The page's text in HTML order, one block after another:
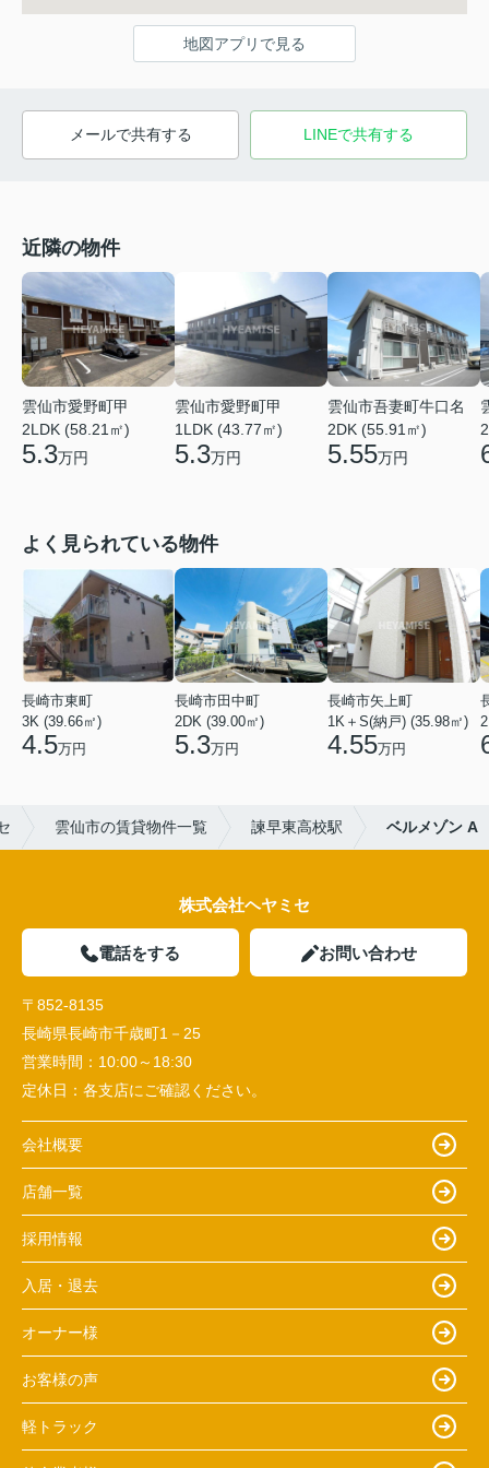
地図アプリで見る
メールで共有する LINEで共有する
近隣の物件
雲仙市愛野町甲
2LDK (58.21㎡)
5.3万円
雲仙市愛野町甲
1LDK (43.77㎡)
5.3万円
雲仙市吾妻町牛口名
2DK (55.91㎡)
5.55万円
よく見られている物件
長崎市東町
3K (39.66㎡)
4.5万円
長崎市田中町
2DK (39.00㎡)
5.3万円
長崎市矢上町
1K＋S(納戸) (35.98㎡)
4.55万円
雲仙市の賃貸物件一覧 諫早東高校駅 ベルメゾン A
株式会社ヘヤミセ
電話をする お問い合わせ
〒852-8135
長崎県長崎市千歳町1－25
営業時間： 10:00～18:30
定休日： 各支店にご確認ください。
会社概要
店舗一覧
採用情報
入居・退去
オーナー様
お客様の声
軽トラック